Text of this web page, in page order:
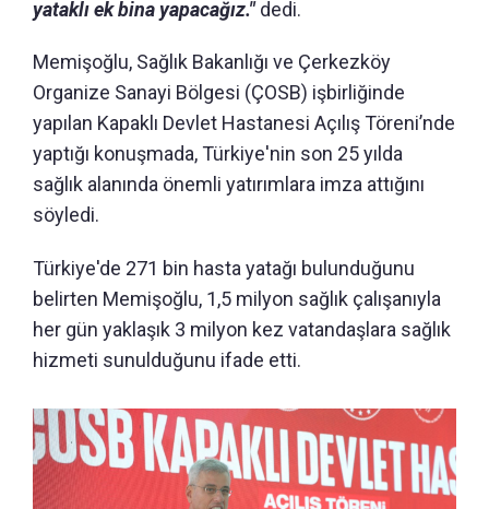
yataklı ek bina yapacağız."dedi.
Memişoğlu, Sağlık Bakanlığı ve Çerkezköy
Organize Sanayi Bölgesi (ÇOSB) işbirliğinde
yapılan Kapaklı Devlet Hastanesi Açılış Töreni’nde
yaptığı konuşmada, Türkiye'nin son 25 yılda
sağlık alanında önemli yatırımlara imza attığını
söyledi.
Türkiye'de 271 bin hasta yatağı bulunduğunu
belirten Memişoğlu, 1,5 milyon sağlık çalışanıyla
her gün yaklaşık 3 milyon kez vatandaşlara sağlık
hizmeti sunulduğunu ifade etti.